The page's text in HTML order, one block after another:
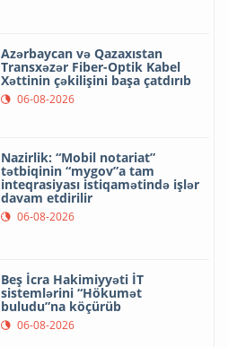
Azərbaycan və Qazaxıstan
Transxəzər Fiber-Optik Kabel
Xəttinin çəkilişini başa çatdırıb
06-08-2026
Nazirlik: “Mobil notariat”
tətbiqinin “mygov”a tam
inteqrasiyası istiqamətində işlər
davam etdirilir
06-08-2026
Beş İcra Hakimiyyəti İT
sistemlərini “Hökumət
buludu”na köçürüb
06-08-2026